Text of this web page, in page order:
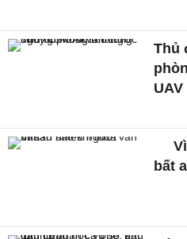
Thủ
bất